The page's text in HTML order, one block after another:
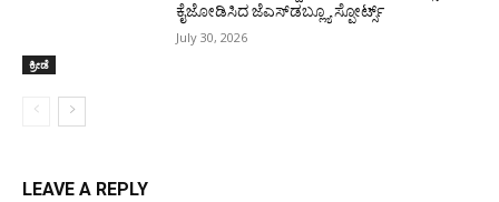
ಕ್ರೀಡೆ
ಕೈಜೋಡಿಸಿದ ಜೆಎಸ್‌ಡಬ್ಲ್ಯೂ ಸ್ಪೋರ್ಟ್ಸ್
July 30, 2026
LEAVE A REPLY